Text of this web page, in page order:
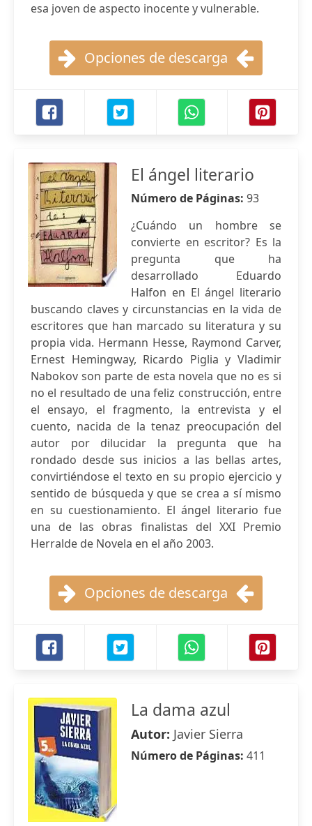
esa joven de aspecto inocente y vulnerable.
Opciones de descarga
El ángel literario
Número de Páginas: 93
¿Cuándo un hombre se
convierte en escritor? Es la
pregunta que ha
desarrollado Eduardo
Halfon en El ángel literario
buscando claves y circunstancias en la vida de
escritores que han marcado su literatura y su
propia vida. Hermann Hesse, Raymond Carver,
Ernest Hemingway, Ricardo Piglia y Vladimir
Nabokov son parte de esta novela que no es si
no el resultado de una feliz construcción, entre
el ensayo, el fragmento, la entrevista y el
cuento, nacida de la tenaz preocupación del
autor por dilucidar la pregunta que ha
rondado desde sus inicios a las bellas artes,
convirtiéndose el texto en su propio ejercicio y
sentido de búsqueda y que se crea a sí mismo
en su cuestionamiento. El ángel literario fue
una de las obras finalistas del XXI Premio
Herralde de Novela en el año 2003.
Opciones de descarga
La dama azul
Autor: Javier Sierra
Número de Páginas: 411